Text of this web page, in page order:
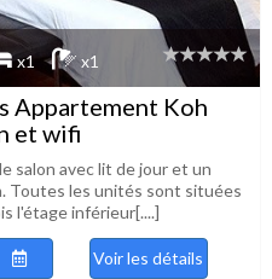
x1 x1
Appartement Koh
et wifi
salon avec lit de jour et un
Toutes les unités sont situées
l'étage inférieur[....]
Voir les détails